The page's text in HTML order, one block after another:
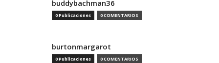
buddybachman36
0 Publicaciones 0 COMENTARIOS
burtonmargarot
0 Publicaciones 0 COMENTARIOS